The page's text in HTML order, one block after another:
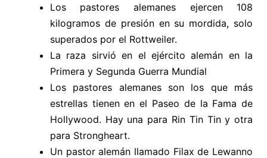
Los pastores alemanes ejercen 108
kilogramos de presión en su mordida, solo
superados por el Rottweiler.
La raza sirvió en el ejército alemán en la
Primera y Segunda Guerra Mundial
Los pastores alemanes son los que más
estrellas tienen en el Paseo de la Fama de
Hollywood. Hay una para Rin Tin Tin y otra
para Strongheart.
Un pastor alemán llamado Filax de Lewanno